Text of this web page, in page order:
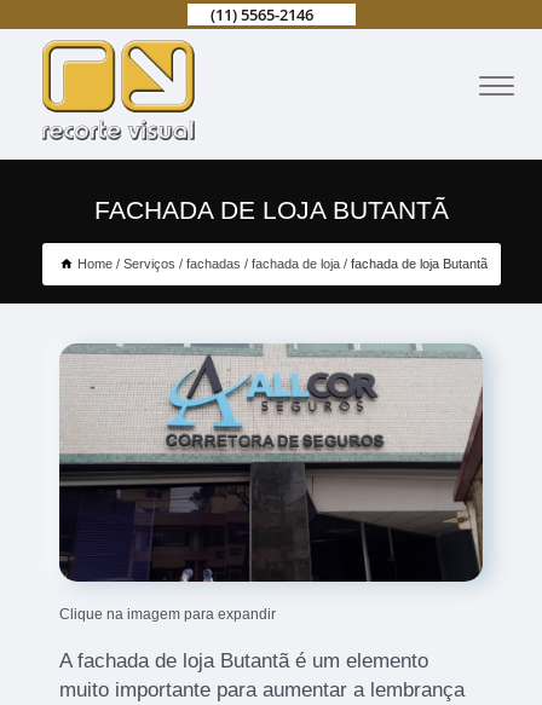
(11) 5565-2146
FACHADA DE LOJA BUTANTÃ
Home Serviços fachadas fachada de loja fachada de loja Butantã
Clique na imagem para expandir
A fachada de loja Butantã é um elemento
muito importante para aumentar a lembrança